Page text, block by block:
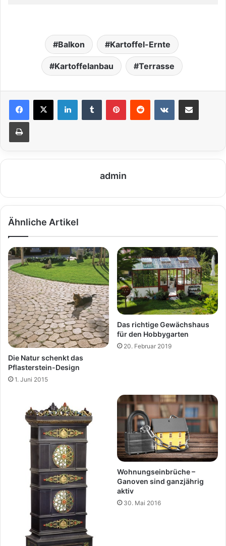
Balkon Kartoffel-Ernte
Kartoffelanbau Terrasse
admin
Ähnliche Artikel
Die Natur schenkt das
Pflasterstein-Design
1. Juni 2015
Das richtige Gewächshaus
für den Hobbygarten
20. Februar 2019
Wohnungseinbrüche –
Ganoven sind ganzjährig
aktiv
30. Mai 2016